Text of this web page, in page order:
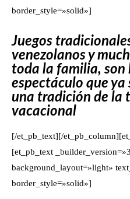
border_style=»solid»]
Juegos
venezolanos y
toda la familia, son
espectáculo que ya
una tradición de la
vacacional
[/et_pb_text][/
[et_pb_text
background_layout=»light»
border_style=»solid»]